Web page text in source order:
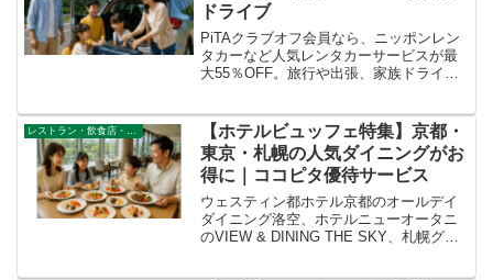
ドライブ
PiTAクラブオフ会員なら、ニッポンレン
タカーなど人気レンタカーサービスが最
大55％OFF。旅行や出張、家族ドライブ
とは？旅行や出張、週末のドライブに便
利なレン...
レストラン・飲食店・その他サービス
【ホテルビュッフェ特集】京都・
東京・札幌の人気ダイニングがお
得に｜ココピタ優待サービス
ウェスティン都ホテル京都のオールデイ
ダイニング洛空、ホテルニューオータニ
のVIEW & DINING THE SKY、札幌グラ